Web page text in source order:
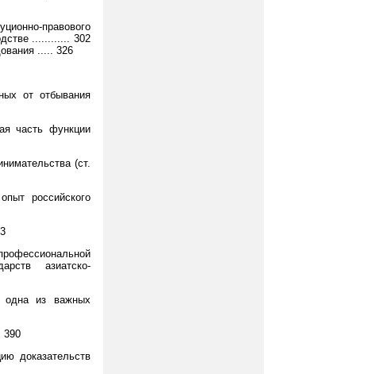
правового
............ 302
..... 326
от отбывания
часть функции
(ст.
российского
азиатско-
одна из важных
390
доказательств